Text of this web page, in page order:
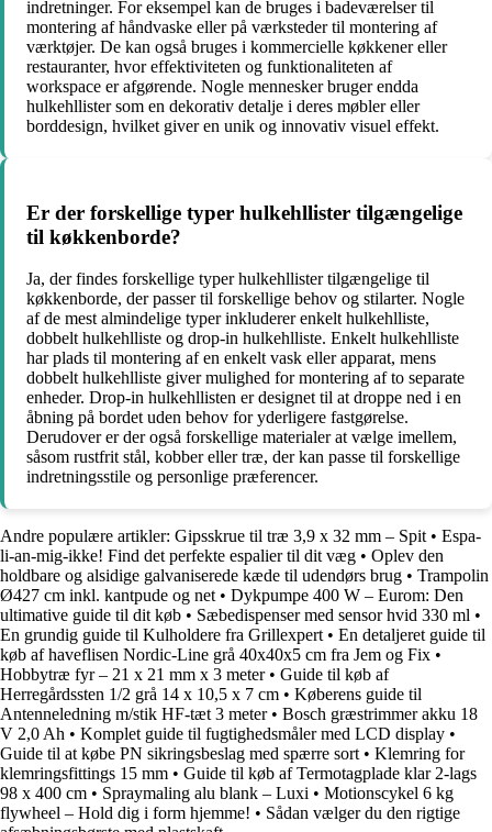
indretninger. For eksempel kan de bruges i badeværelser til
montering af håndvaske eller på værksteder til montering af
værktøjer. De kan også bruges i kommercielle køkkener eller
restauranter, hvor effektiviteten og funktionaliteten af
workspace er afgørende. Nogle mennesker bruger endda
hulkehllister som en dekorativ detalje i deres møbler eller
borddesign, hvilket giver en unik og innovativ visuel effekt.
Er der forskellige typer hulkehllister tilgængelige
til køkkenborde?
Ja, der findes forskellige typer hulkehllister tilgængelige til
køkkenborde, der passer til forskellige behov og stilarter. Nogle
af de mest almindelige typer inkluderer enkelt hulkehlliste,
dobbelt hulkehlliste og drop-in hulkehlliste. Enkelt hulkehlliste
har plads til montering af en enkelt vask eller apparat, mens
dobbelt hulkehlliste giver mulighed for montering af to separate
enheder. Drop-in hulkehllisten er designet til at droppe ned i en
åbning på bordet uden behov for yderligere fastgørelse.
Derudover er der også forskellige materialer at vælge imellem,
såsom rustfrit stål, kobber eller træ, der kan passe til forskellige
indretningsstile og personlige præferencer.
Andre populære artikler: Gipsskrue til træ 3,9 x 32 mm – Spit • Espa-
li-an-mig-ikke! Find det perfekte espalier til dit væg • Oplev den
holdbare og alsidige galvaniserede kæde til udendørs brug • Trampolin
Ø427 cm inkl. kantpude og net • Dykpumpe 400 W – Eurom: Den
ultimative guide til dit køb • Sæbedispenser med sensor hvid 330 ml •
En grundig guide til Kulholdere fra Grillexpert • En detaljeret guide til
køb af haveflisen Nordic-Line grå 40x40x5 cm fra Jem og Fix •
Hobbytræ fyr – 21 x 21 mm x 3 meter• Guide til køb af
Herregårdssten 1/2 grå 14 x 10,5 x 7 cm • Køberens guide til
Antenneledning m/stik HF-tæt 3 meter• Bosch græstrimmer akku 18
V 2,0 Ah • Komplet guide til fugtighedsmåler med LCD display •
Guide til at købe PN sikringsbeslag med spærre sort • Klemring for
klemringsfittings 15 mm • Guide til køb af Termotagplade klar 2-lags
98 x 400 cm • Spraymaling alu blank – Luxi • Motionscykel 6 kg
flywheel – Hold dig i form hjemme! • Sådan vælger du den rigtige